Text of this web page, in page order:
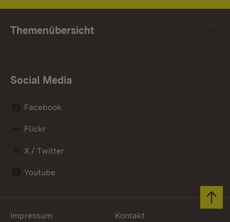
Themenübersicht
Social Media
Facebook
Flickr
X / Twitter
Youtube
Impressum Kontakt